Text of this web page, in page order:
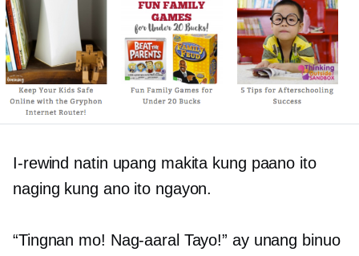
I-rewind natin upang makita kung paano ito
naging kung ano ito ngayon.
“Tingnan mo! Nag-aaral Tayo!” ay unang binuo